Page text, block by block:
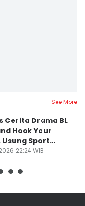
See More
Cerita Drama BL
Hook Your
Usung Sport
22:24 WIB